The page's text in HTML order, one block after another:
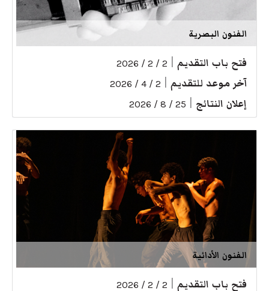
الفنون البصرية
فتح باب التقديم 2 / 2 / 2026
آخر موعد للتقديم 2 / 4 / 2026
إعلان النتائج 25 / 8 / 2026
الفنون الأدائية
فتح باب التقديم 2 / 2 / 2026